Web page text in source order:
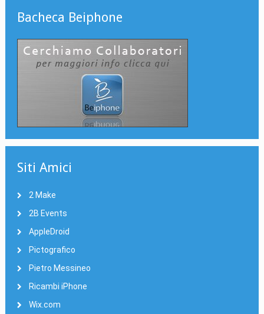
Bacheca Beiphone
Siti Amici
2 Make
2B Events
AppleDroid
Pictografico
Pietro Messineo
Ricambi iPhone
Wix.com